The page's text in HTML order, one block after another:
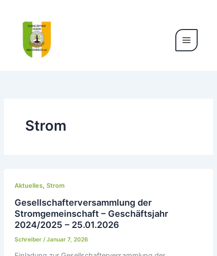
springen
Strom
Aktuelles, Strom
Gesellschafterversammlung der
Stromgemeinschaft – Geschäftsjahr
2024/2025 – 25.01.2026
Schreiber /Januar 7, 2026